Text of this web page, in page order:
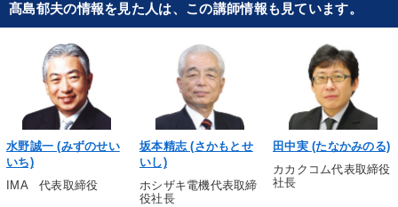
髙島郁夫の情報を見た人は、この講師情報も見ています。
水野誠一 (みずのせい
いち)
IMA 代表取締役
坂本精志 (さかもとせ
いし)
ホシザキ電機代表取締
役社長
田中実 (たなかみのる)
カカクコム代表取締役
社長